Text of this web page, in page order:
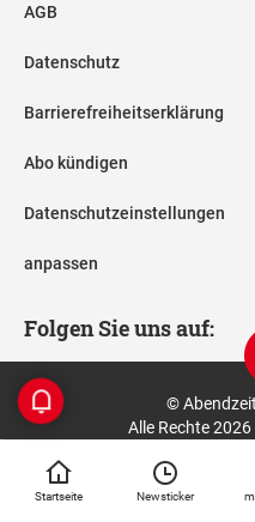
Startseite Newsticker
AGB
Datenschutz
Barrierefreiheitserklärung
Abo kündigen
Datenschutzeinstellungen
anpassen
Folgen Sie uns auf:
©
Alle Rechte